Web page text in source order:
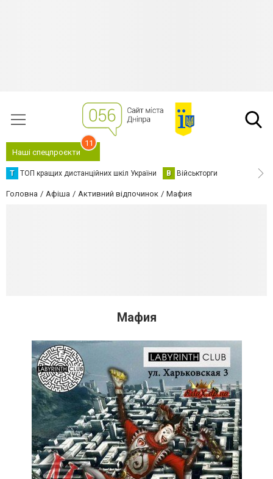
Наші спецпроєкти
11
Т ТОП кращих дистанційних шкіл України В Військторги
Головна Афіша Активний відпочинок Мафия
Мафия